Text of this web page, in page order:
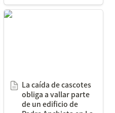
La caída de cascotes
La caída de cascotes
obliga a vallar parte
de un edificio de